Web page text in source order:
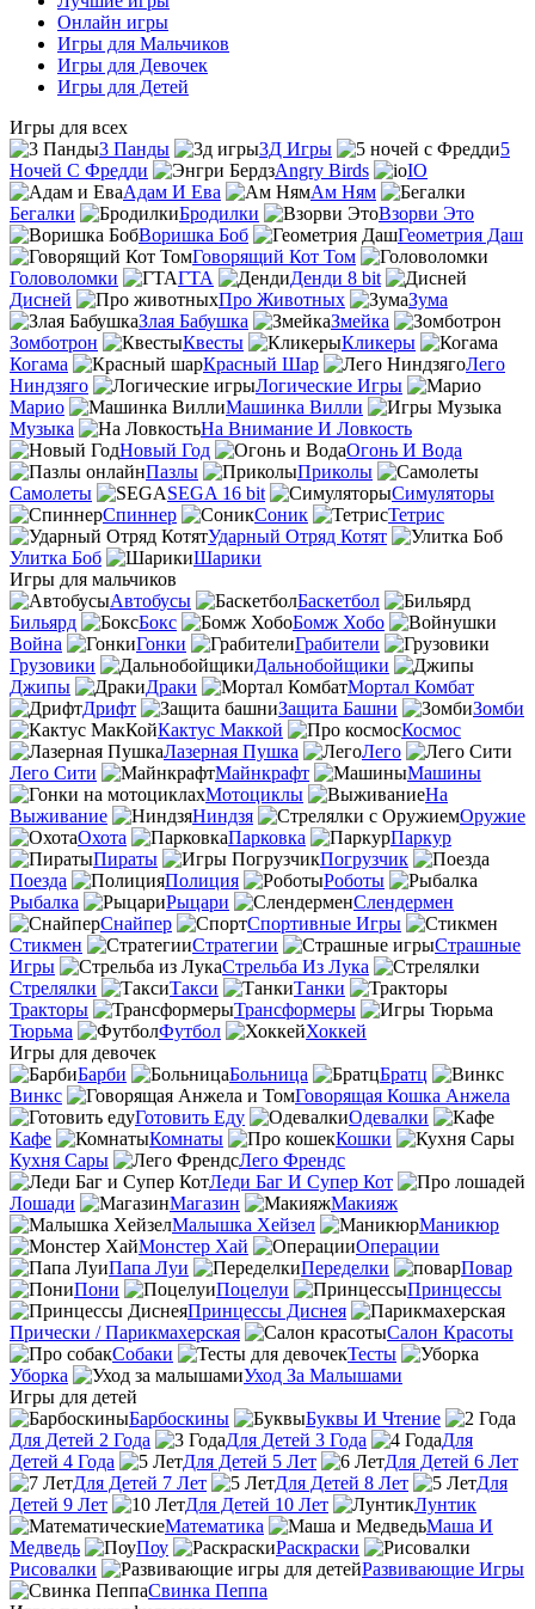
Онлайн игры
Игры для Мальчиков
Игры для Девочек
Игры для Детей
Игры для всех
3 Панды
3Д Игры
5
Ночей С Фредди
Angry Birds
IO
Адам И Ева
Ам Ням
Бегалки
Бродилки
Взорви Это
Воришка Боб
Геометрия Даш
Говорящий Кот Том
Головоломки
ГТА
Денди 8 bit
Дисней
Про Животных
Зума
Злая Бабушка
Змейка
Зомботрон
Квесты
Кликеры
Когама
Красный Шар
Лего
Ниндзяго
Логические Игры
Марио
Машинка Вилли
Музыка
На Внимание И Ловкость
Новый Год
Огонь И Вода
Пазлы
Приколы
Самолеты
SEGA 16 bit
Симуляторы
Спиннер
Соник
Тетрис
Ударный Отряд Котят
Улитка Боб
Шарики
Игры для мальчиков
Автобусы
Баскетбол
Бильярд
Бокс
Бомж Хобо
Война
Гонки
Грабители
Грузовики
Дальнобойщики
Джипы
Драки
Мортал Комбат
Дрифт
Защита Башни
Зомби
Кактус Маккой
Космос
Лазерная Пушка
Лего
Лего Сити
Майнкрафт
Машины
Мотоциклы
На
Выживание
Ниндзя
Оружие
Охота
Парковка
Паркур
Пираты
Погрузчик
Поезда
Полиция
Роботы
Рыбалка
Рыцари
Слендермен
Снайпер
Спортивные Игры
Стикмен
Стратегии
Страшные
Игры
Стрельба Из Лука
Стрелялки
Такси
Танки
Тракторы
Трансформеры
Тюрьма
Футбол
Хоккей
Игры для девочек
Барби
Больница
Братц
Винкс
Говорящая Кошка Анжела
Готовить Еду
Одевалки
Кафе
Комнаты
Кошки
Кухня Сары
Лего Френдс
Леди Баг И Супер Кот
Лошади
Магазин
Макияж
Малышка Хейзел
Маникюр
Монстер Хай
Операции
Папа Луи
Переделки
Повар
Пони
Поцелуи
Принцессы
Принцессы Диснея
Прически / Парикмахерская
Салон Красоты
Собаки
Тесты
Уборка
Уход За Малышами
Игры для детей
Барбоскины
Буквы И Чтение
Для Детей 2 Года
Для Детей 3 Года
Для
Детей 4 Года
Для Детей 5 Лет
Для Детей 6 Лет
Для Детей 7 Лет
Для Детей 8 Лет
Для
Детей 9 Лет
Для Детей 10 Лет
Лунтик
Математика
Маша И
Медведь
Поу
Раскраски
Рисовалки
Развивающие Игры
Свинка Пеппа